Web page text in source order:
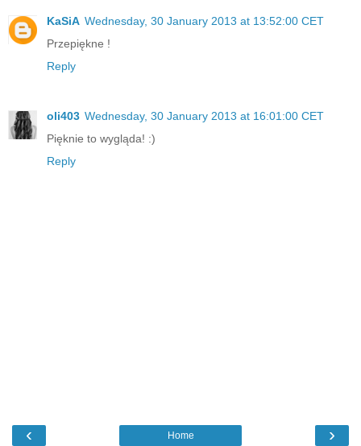
KaSiA Wednesday, 30 January 2013 at 13:52:00 CET
Przepiękne !
Reply
oli403 Wednesday, 30 January 2013 at 16:01:00 CET
Pięknie to wygląda! :)
Reply
‹ ›
Home